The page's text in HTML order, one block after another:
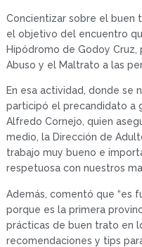
Concientizar sobre el buen
el objetivo del encuentro
Hipódromo de Godoy
Abuso y el Maltrato a las
En esa actividad, donde se
participó el precandidato a
Alfredo Cornejo, quien
medio, la Dirección de
trabajo muy bueno e
respetuosa con nuestros
Además, comentó que “es
porque es la primera
prácticas de buen trato en
recomendaciones y tips